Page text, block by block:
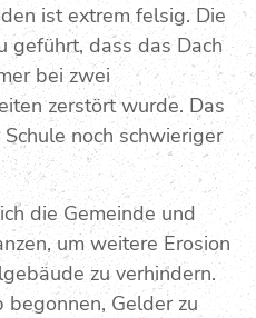
ist extrem felsig. Die
geführt, dass das Dach
bei zwei
zerstört wurde. Das
noch schwieriger
die Gemeinde und
um weitere Erosion
zu verhindern.
Gelder zu